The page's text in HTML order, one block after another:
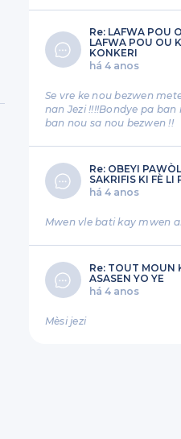
Re: LAFWA POU
LAFWA POU OU
KONKERI
há 4 anos
Se vre ke nou bezwen
nan Jezi !!!!Bondye pa ban
ban nou sa nou bezwen !!
Re: OBEYI
SAKRIFIS KI FÈ LI
há 4 anos
Mwen vle bati kay mwen
Re: TOUT MOUN
ASASEN YO YE
há 4 anos
Mèsi jezi